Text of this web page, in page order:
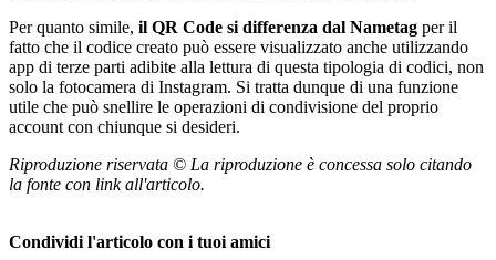
Per quanto simile, il QR Code si differenza dal Nametag per il
fatto che il codice creato può essere visualizzato anche utilizzando
app di terze parti adibite alla lettura di questa tipologia di codici, non
solo la fotocamera di Instagram. Si tratta dunque di una funzione
utile che può snellire le operazioni di condivisione del proprio
account con chiunque si desideri.
Riproduzione riservata © La riproduzione è concessa solo citando
la fonte con link all'articolo.
Condividi l'articolo con i tuoi amici